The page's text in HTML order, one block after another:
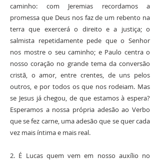
caminho: com Jeremias recordamos a
promessa que Deus nos faz de um rebento na
terra que exercerá o direito e a justiça; o
salmista repetidamente pede que o Senhor
nos mostre o seu caminho; e Paulo centra o
nosso coração no grande tema da conversão
cristã, o amor, entre crentes, de uns pelos
outros, e por todos os que nos rodeiam. Mas
se Jesus já chegou, de que estamos à espera?
Esperamos a nossa própria adesão ao Verbo
que se fez carne, uma adesão que se quer cada
vez mais íntima e mais real.
2. É Lucas quem vem em nosso auxílio no